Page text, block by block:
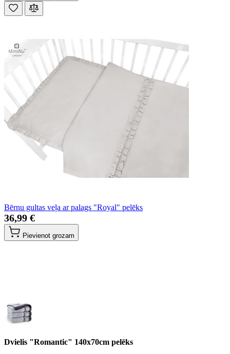
Bērnu gultas veļa ar palags "Royal" pelēks
36,99 €
Pievienot grozam
Dvielis "Romantic" 140x70cm pelēks